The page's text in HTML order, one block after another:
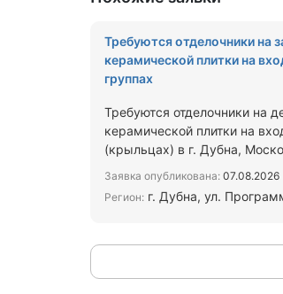
Требуются отделочники на
керамической плитки на
группах
Требуются отделочники на
керамической плитки на
(крыльцах) в г. Дубна,
Заявка опубликована: 07.08.2026
Регион: г. Дубна, ул.